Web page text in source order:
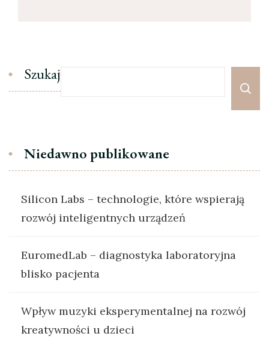
Szukaj
Niedawno publikowane
Silicon Labs – technologie, które wspierają
rozwój inteligentnych urządzeń
EuromedLab – diagnostyka laboratoryjna
blisko pacjenta
Wpływ muzyki eksperymentalnej na rozwój
kreatywności u dzieci